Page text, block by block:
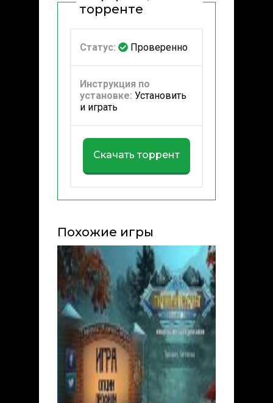
торренте
Статус: Проверенно
Инструкция по
установке: Установить
и играть
Скачать торрент
Похожие игры